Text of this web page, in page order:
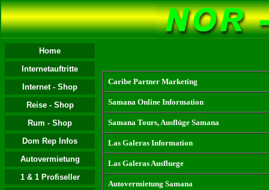
Home
Internetauftritte
Internet - Shop
Reise - Shop
Rum - Shop
Dom Rep Infos
Autovermietung
1 & 1 Profiseller
Caribe Partner Marketing
Samana Online Information
Samana Tours, Ausflüge Samana
Las Galeras Information
Las Galeras Ausfluege
Autovermietung Samana